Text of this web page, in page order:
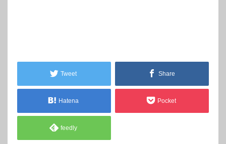
Tweet Share
Hatena Pocket
feedly